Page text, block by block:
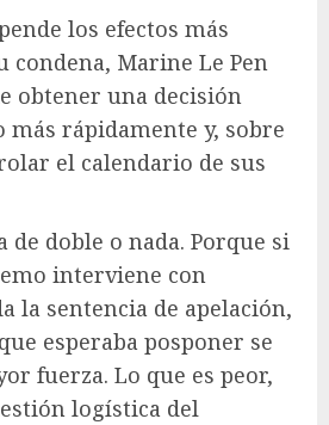
los efectos más
condena, Marine Le Pen
obtener una decisión
rápidamente y, sobre
el calendario de sus
de doble o nada. Porque si
interviene con
la sentencia de apelación,
esperaba posponer se
fuerza. Lo que es peor,
logística del